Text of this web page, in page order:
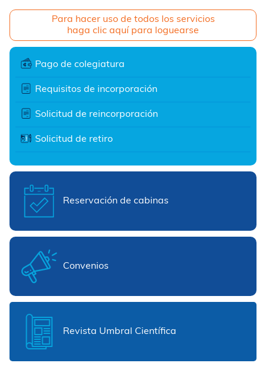
Para hacer uso de todos los servicios
haga clic aquí para loguearse
Pago de colegiatura
Requisitos de incorporación
Solicitud de reincorporación
Solicitud de retiro
Reservación de cabinas
Convenios
Revista Umbral Científica